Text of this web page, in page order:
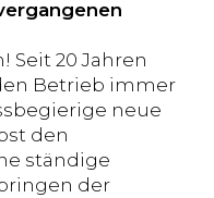
Seit 20 Jahren
Betrieb immer
neue
den
ständige
der